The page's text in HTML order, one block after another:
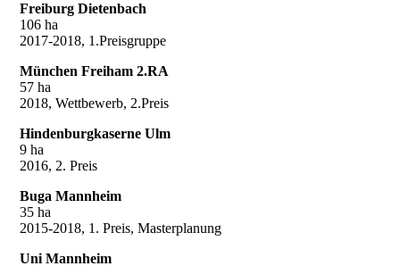
Freiburg Dietenbach
106 ha
2017-2018, 1.Preisgruppe
München Freiham 2.RA
57 ha
2018, Wettbewerb, 2.Preis
Hindenburgkaserne Ulm
9 ha
2016, 2. Preis
Buga Mannheim
35 ha
2015-2018, 1. Preis, Masterplanung
Uni Mannheim